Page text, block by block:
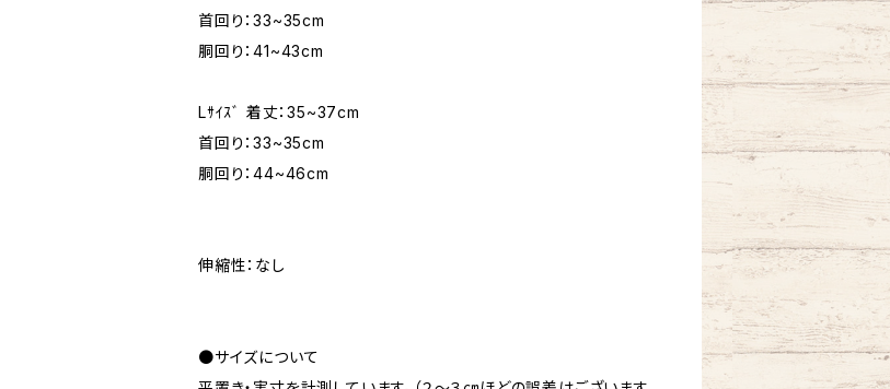
首回り：33~35cm
胴回り：41~43cm
Lｻｲｽﾞ 着丈：35~37cm
首回り：33~35cm
胴回り：44~46cm
伸縮性：なし
●サイズについて